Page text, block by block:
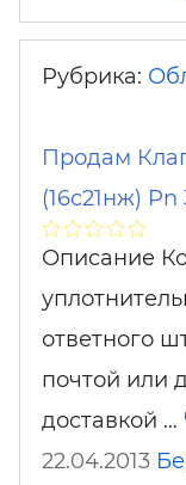
Рубрика:
Продам
(16с21нж)
Описание
ответного
почтой или
доставкой …
22.04.2013